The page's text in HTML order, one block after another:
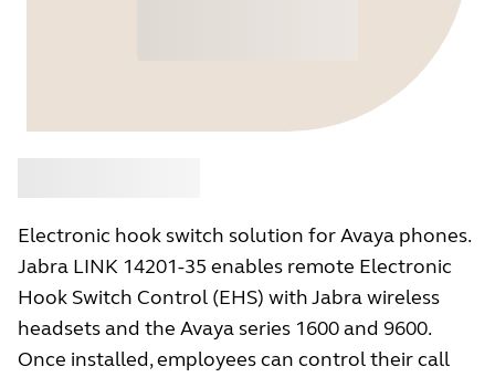
Electronic hook switch solution for Avaya phones.
Jabra LINK 14201-35 enables remote Electronic
Hook Switch Control (EHS) with Jabra wireless
headsets and the Avaya series 1600 and 9600.
Once installed, employees can control their call